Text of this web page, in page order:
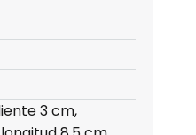
3 cm,